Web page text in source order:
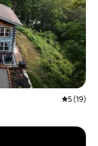
5 af 5 í
5 (19)